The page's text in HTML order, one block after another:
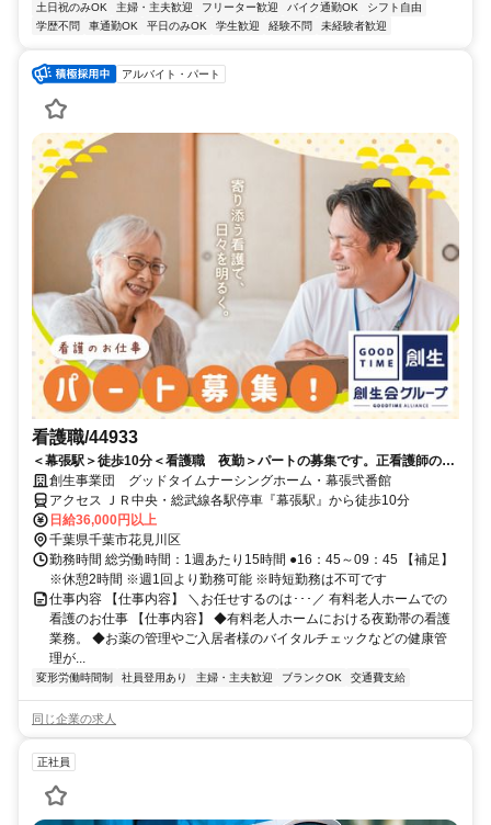
土日祝のみOK
主婦・主夫歓迎 フリーター歓迎 バイク通勤OK
シフト自由
学歴不問
車通勤OK 平日のみOK 学生歓迎 経験不問 未経験者歓迎
アルバイト・パート
看護職/44933
＜幕張駅＞徒歩10分＜看護職 夜勤＞パートの募集です。正看護師の
み。WワークもOK。
創生事業団 グッドタイムナーシングホーム・幕張弐番館
アクセス ＪＲ中央・総武線各駅停車『幕張駅』から徒歩10分
日給36,000円以上
千葉県千葉市花見川区
勤務時間 総労働時間：1週あたり15時間 ●16：45～09：45 【補足】
※休憩2時間 ※週1回より勤務可能 ※時短勤務は不可です
仕事内容 【仕事内容】 ＼お任せするのは･･･／ 有料老人ホームでの
看護のお仕事 【仕事内容】 ◆有料老人ホームにおける夜勤帯の看護
業務。 ◆お薬の管理やご入居者様のバイタルチェックなどの健康管
理が...
変形労働時間制 社員登用あり 主婦・主夫歓迎 ブランクOK 交通費支給
同じ企業の求人
正社員